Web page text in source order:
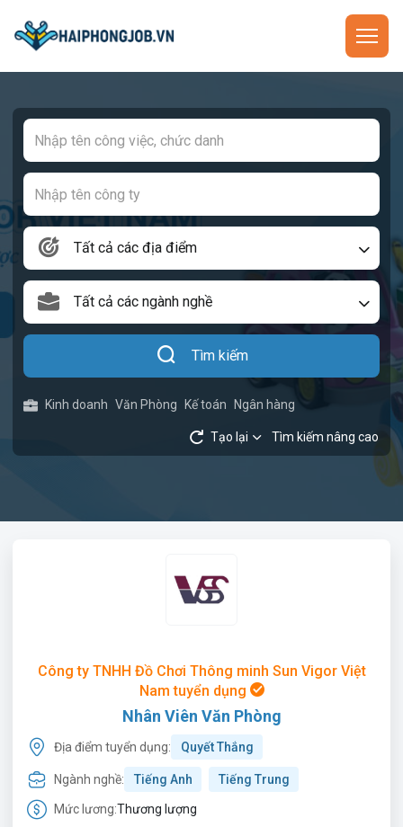
Tất cả các địa điểm
Tất cả các ngành nghề
Tìm kiếm
Kinh doanh Văn Phòng Kế toán Ngân hàng
Tạo lại Tìm kiếm nâng cao
Công ty TNHH Đồ Chơi Thông minh Sun Vigor Việt
Nam tuyển dụng
Nhân Viên Văn Phòng
Địa điểm tuyển dụng: Quyết Thắng
Ngành nghề: Tiếng Anh Tiếng Trung
Mức lương:Thương lượng